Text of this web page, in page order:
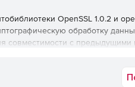
OpenSSL 1.0.2 и
обработку
совместимости с
ПО.